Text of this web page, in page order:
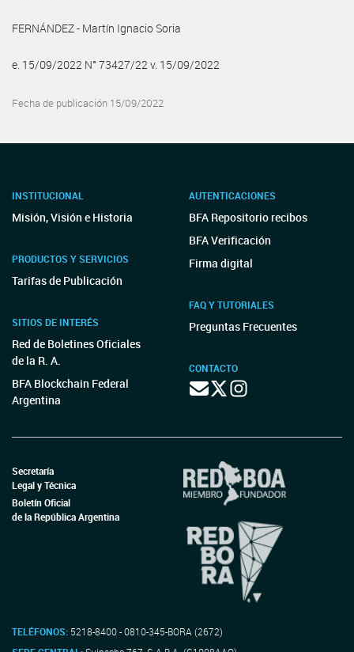
FERNÁNDEZ - Martín Ignacio Soria
e. 15/09/2022 N° 73427/22 v. 15/09/2022
Fecha de publicación 15/09/2022
INSTITUCIONAL
Misión, Visión e Historia
PRODUCTOS Y SERVICIOS
Tarifas de Publicación
SITIOS DE INTERÉS
Red de Boletines Oficiales
de la R. A.
BFA Blockchain Federal
Argentina
AUTENTICACIONES
BFA Repositorio recibos
BFA Verificación
Firma digital
FAQ Y TUTORIALES
Preguntas Frecuentes
CONTACTO
Secretaría
Legal y Técnica
Boletín Oficial
de la República Argentina
TELÉFONOS: 5218-8400 - 0810-345-BORA (2672)